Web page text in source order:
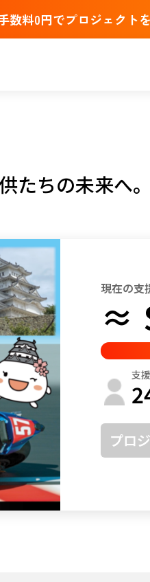
数料0円でプロジェクト
埼玉 千葉
福井 山梨
大阪 兵庫
広島 山口
高知
熊本 大分 鹿児島
たちの未来へ。
現在の支
≈
支
プロ